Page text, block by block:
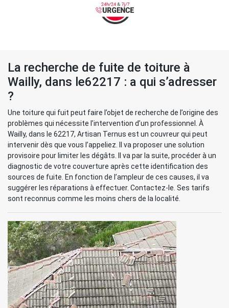
La recherche de fuite de toiture à
Wailly, dans le62217 : a qui s’adresser
?
Une toiture qui fuit peut faire l’objet de recherche de l’origine des
problèmes qui nécessite l’intervention d’un professionnel. À
Wailly, dans le 62217, Artisan Ternus est un couvreur qui peut
intervenir dès que vous l’appeliez. Il va proposer une solution
provisoire pour limiter les dégâts. Il va par la suite, procéder à un
diagnostic de votre couverture après cette identification des
sources de fuite. En fonction de l’ampleur de ces causes, il va
suggérer les réparations à effectuer. Contactez-le. Ses tarifs
sont reconnus comme les moins chers de la localité.